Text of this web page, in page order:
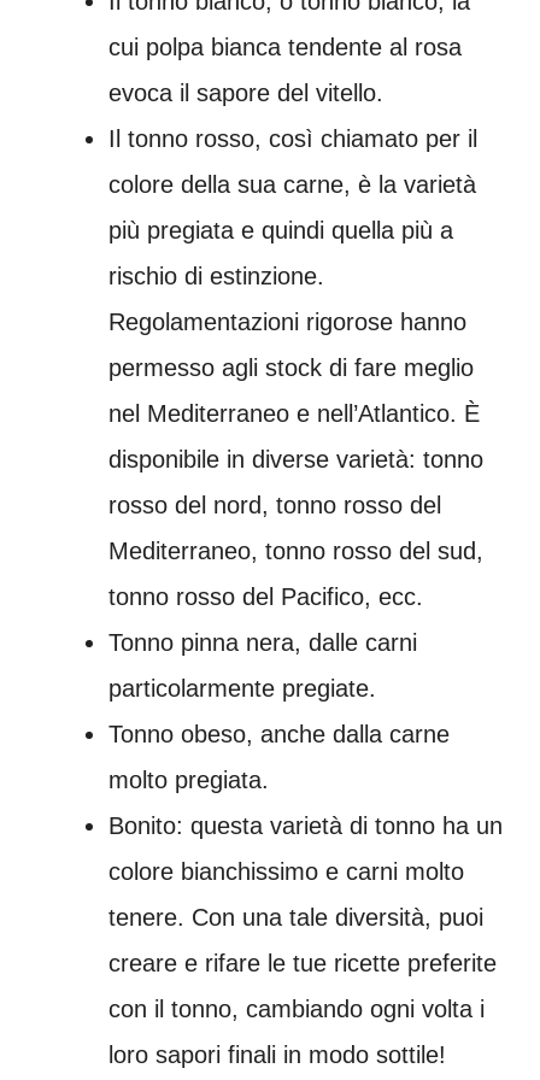
cui polpa bianca tendente al rosa
evoca il sapore del vitello.
Il tonno rosso, così chiamato per il
colore della sua carne, è la varietà
più pregiata e quindi quella più a
rischio di estinzione.
Regolamentazioni rigorose hanno
permesso agli stock di fare meglio
nel Mediterraneo e nell’Atlantico. È
disponibile in diverse varietà: tonno
rosso del nord, tonno rosso del
Mediterraneo, tonno rosso del sud,
tonno rosso del Pacifico, ecc.
Tonno pinna nera, dalle carni
particolarmente pregiate.
Tonno obeso, anche dalla carne
molto pregiata.
Bonito: questa varietà di tonno ha un
colore bianchissimo e carni molto
tenere. Con una tale diversità, puoi
creare e rifare le tue ricette preferite
con il tonno, cambiando ogni volta i
loro sapori finali in modo sottile!